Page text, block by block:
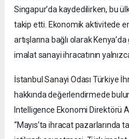
Singapur’da kaydedilirken, bu
takip etti. Ekonomik aktivitede
artışlarına bağlı olarak
imalat sanayi ihracatının
İstanbul Sanayi Odası Türkiye
hakkında değerlendirmede
Intelligence Ekonomi Direktörü
“Mayıs’ta ihracat pazarlarında